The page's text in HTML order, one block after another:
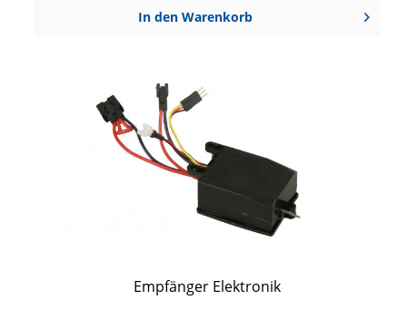
In den Warenkorb
Empfänger Elektronik